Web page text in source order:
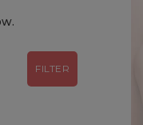
FILTER